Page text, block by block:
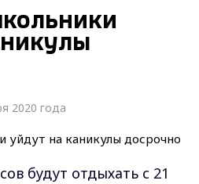
2020 года
будут отдыхать с 21